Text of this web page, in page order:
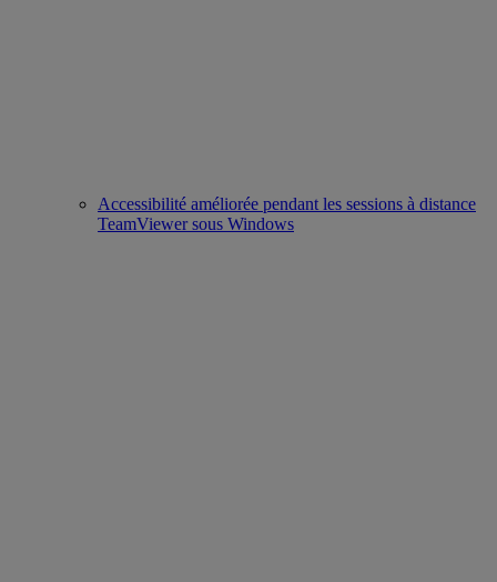
Accessibilité améliorée pendant les sessions à distance
TeamViewer sous Windows